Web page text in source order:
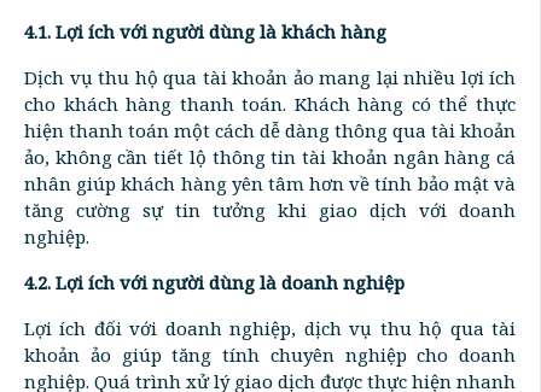
4.1. Lợi ích với người dùng là khách hàng
Dịch vụ thu hộ qua tài khoản ảo mang lại nhiều lợi ích
cho khách hàng thanh toán. Khách hàng có thể thực
hiện thanh toán một cách dễ dàng thông qua tài khoản
ảo, không cần tiết lộ thông tin tài khoản ngân hàng cá
nhân giúp khách hàng yên tâm hơn về tính bảo mật và
tăng cường sự tin tưởng khi giao dịch với doanh
nghiệp.
4.2. Lợi ích với người dùng là doanh nghiệp
Lợi ích đối với doanh nghiệp, dịch vụ thu hộ qua tài
khoản ảo giúp tăng tính chuyên nghiệp cho doanh
nghiệp. Quá trình xử lý giao dịch được thực hiện nhanh